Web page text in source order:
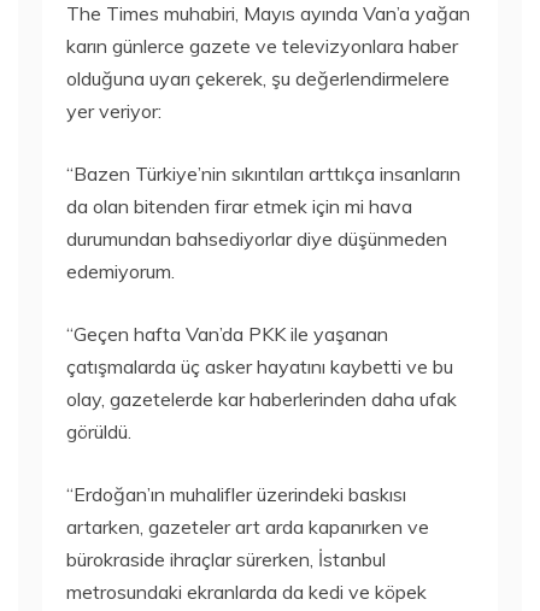
The Times muhabiri, Mayıs ayında Van’a yağan
karın günlerce gazete ve televizyonlara haber
olduğuna uyarı çekerek, şu değerlendirmelere
yer veriyor:
“Bazen Türkiye’nin sıkıntıları arttıkça insanların
da olan bitenden firar etmek için mi hava
durumundan bahsediyorlar diye düşünmeden
edemiyorum.
“Geçen hafta Van’da PKK ile yaşanan
çatışmalarda üç asker hayatını kaybetti ve bu
olay, gazetelerde kar haberlerinden daha ufak
görüldü.
“Erdoğan’ın muhalifler üzerindeki baskısı
artarken, gazeteler art arda kapanırken ve
bürokraside ihraçlar sürerken, İstanbul
metrosundaki ekranlarda da kedi ve köpek